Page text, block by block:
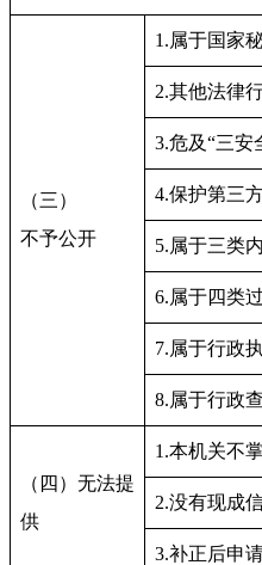
（三）
不予公开
1.属于国家
2.其他法律
3.危及“三安
4.保护第三
5.属于三类
6.属于四类
7.属于行政
8.属于行政
（四）无法提
供
1.本机关不
2.没有现成
3.补正后申